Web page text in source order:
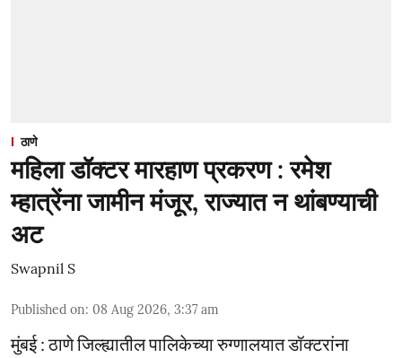
ठाणे
महिला डॉक्टर मारहाण प्रकरण : रमेश
म्हात्रेंना जामीन मंजूर, राज्यात न थांबण्याची
अट
Swapnil S
Published on: 08 Aug 2026, 3:37 am
मुंबई : ठाणे जिल्ह्यातील पालिकेच्या रुग्णालयात डॉक्टरांना